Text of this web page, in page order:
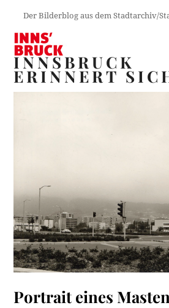
Der Bilderblog aus dem Stadtarchiv/
INNSBRUCK
ERINNERT
Portrait eines